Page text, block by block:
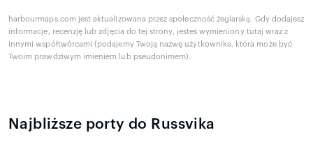
harbourmaps.com jest aktualizowana przez społeczność żeglarską. Gdy dodajesz
informacje, recenzję lub zdjęcia do tej strony, jesteś wymieniony tutaj wraz z
innymi współtwórcami (podajemy Twoją nazwę użytkownika, która może być
Twoim prawdziwym imieniem lub pseudonimem).
Najbliższe porty do Russvika